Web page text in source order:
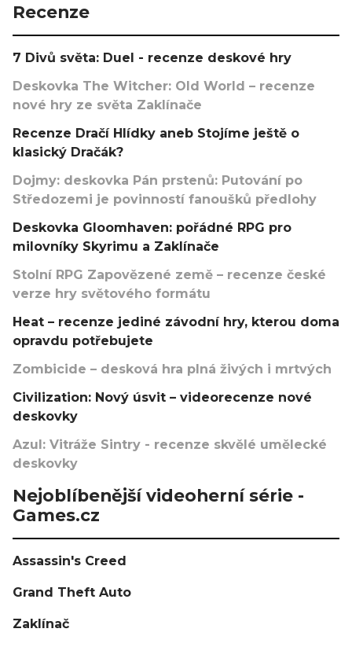
Recenze
7 Divů světa: Duel - recenze deskové hry
Deskovka The Witcher: Old World – recenze
nové hry ze světa Zaklínače
Recenze Dračí Hlídky aneb Stojíme ještě o
klasický Dračák?
Dojmy: deskovka Pán prstenů: Putování po
Středozemi je povinností fanoušků předlohy
Deskovka Gloomhaven: pořádné RPG pro
milovníky Skyrimu a Zaklínače
Stolní RPG Zapovězené země – recenze české
verze hry světového formátu
Heat – recenze jediné závodní hry, kterou doma
opravdu potřebujete
Zombicide – desková hra plná živých i mrtvých
Civilization: Nový úsvit – videorecenze nové
deskovky
Azul: Vitráže Sintry - recenze skvělé umělecké
deskovky
Nejoblíbenější videoherní série -
Games.cz
Assassin's Creed
Grand Theft Auto
Zaklínač